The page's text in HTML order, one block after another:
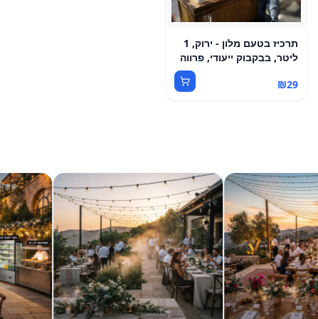
תרכיז בטעם מלון - ירוק, 1
ליטר, בבקבוק ייעודי, פרווה
₪29